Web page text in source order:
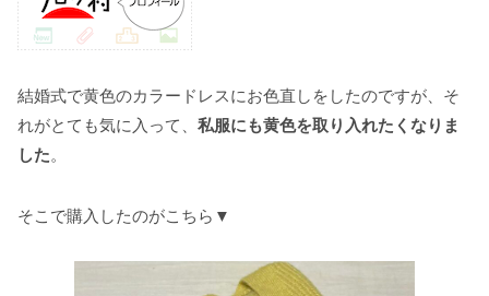
結婚式で黄色のカラードレスにお色直しをしたのですが、そ
れがとても気に入って、 私服にも黄色を取り入れたくなりま
した。
そこで購入したのがこちら▼